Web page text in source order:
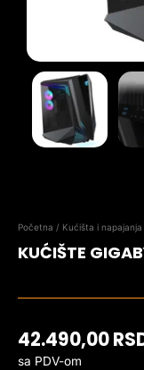
Početna / Kućišta i napajanja
KUĆIŠTE
42.490,00
sa PDV-om